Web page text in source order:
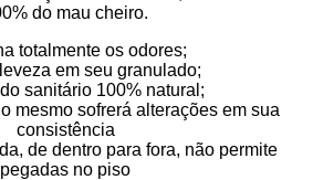
do mau cheiro.
totalmente os odores;
em seu granulado;
sanitário 100% natural;
mesmo sofrerá alterações em sua
consistência
de dentro para fora, não permite
pegadas no piso